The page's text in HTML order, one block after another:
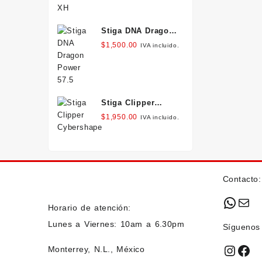
Stiga DNA Dragon
Power 57.5
$1,500.00 IVA incluido.
Stiga Clipper
Cybershape
$1,950.00 IVA incluido.
Horario de atención:
Lunes a Viernes: 10am a 6.30pm
Monterrey, N.L., México
Contacto:
Mail
Síguenos